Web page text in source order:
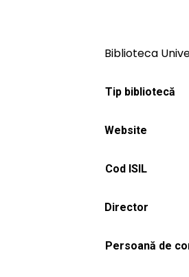
Biblioteca
Tip bibliotecă
Website
Cod ISIL
Director
Persoană de